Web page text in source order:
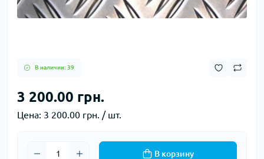
В наличии: 39
3 200.00 грн.
Цена: 3 200.00 грн. / шт.
В корзину